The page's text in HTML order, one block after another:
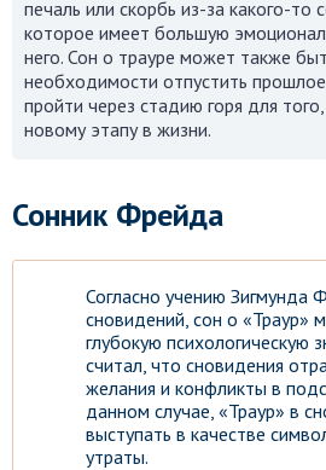
печаль или скорбь из-за какого-то
которое имеет большую
него. Сон о трауре может также
необходимости отпустить
пройти через стадию горя для
новому этапу в жизни.
Сонник Фрейда
Согласно учению Зигмунда
сновидений, сон о «Траур»
глубокую психологическую
считал, что сновидения
желания и конфликты в
данном случае, «Траур» в
выступать в качестве
утраты.